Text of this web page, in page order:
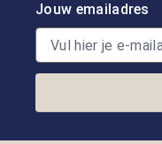
Jouw emailadres